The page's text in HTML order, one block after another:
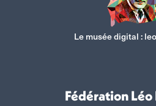
Le musée digital :
Fédération Léo